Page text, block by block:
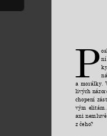
P ní
ky
a morálky.
livých
chopení
vým elitám.
ani nemluvě.
z čeho?